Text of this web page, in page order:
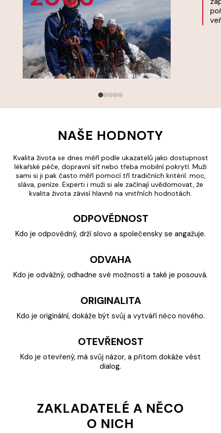
NAŠE HODNOTY
Kvalita života se dnes měří podle ukazatelů jako dostupnost
lékařské péče, dopravní síť nebo třeba mobilní pokrytí. Muži
sami si ji pak často měří pomocí tří tradičních kritérií: moc,
sláva, peníze. Experti i muži si ale začínají uvědomovat, že
kvalita života závisí hlavně na vnitřních hodnotách.
ODPOVĚDNOST
Kdo je odpovědný, drží slovo a společensky se angažuje.
ODVAHA
Kdo je odvážný, odhadne své možnosti a také je posouvá.
ORIGINALITA
Kdo je originální, dokáže být svůj a vytváří něco nového.
OTEVŘENOST
Kdo je otevřený, má svůj názor, a přitom dokáže vést
dialog.
ZAKLADATELÉ A NĚCO
O NICH